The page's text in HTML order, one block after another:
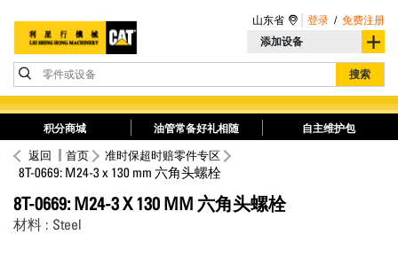
添加设备
零件或设备 搜索
山东省 登录 / 免费注册
积分商城 油管常备好礼相随 自主维护包
返回 首页 准时保超时赔零件专区
8T-0669: M24-3 x 130 mm 六角头螺栓
8T-0669: M24-3 X 130 MM 六角头螺栓
材料 : Steel